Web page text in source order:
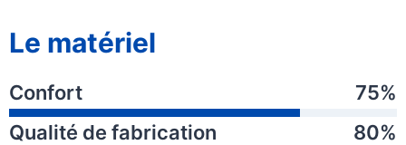
Le matériel
Confort
75%
Qualité de fabrication
80%